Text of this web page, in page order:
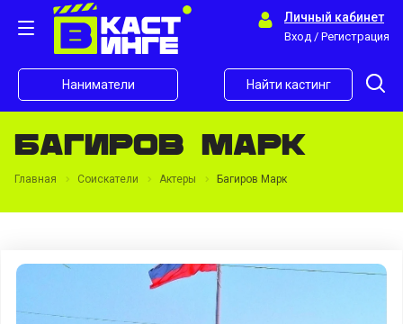
Личный кабинет
Вход / Регистрация
Наниматели Найти кастинг
Багиров Марк
Главная Соискатели Актеры Багиров Марк